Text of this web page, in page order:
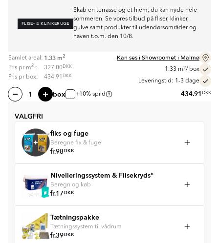
FLISE- & KLINKERUGE
Skab en terrasse og et hjem, du kan nyde hele
sommeren. Se vores tilbud på fliser, klinker,
gulve samt produkter til udendørsområder og
haven t.o.m. den 10/8.
Samlet areal: 1.33 m2
Pris pr m2 : 327.00DKK
Pris pr box: 434.91 DKK
Kan ses i Showroomet i Malmø
1.33 m2/ box
Leveringstid: 1-3 dage
box +10% spild 434.91 DKK
VALGFRI
fiks og fuge
Beregne fix & fuge
fr.98DKK
Nivelleringssystem & Flisekryds"
Beregn og køb
fr.17DKK
Tætningspakke
Tætningssystem til vådrum
fr.39DKK